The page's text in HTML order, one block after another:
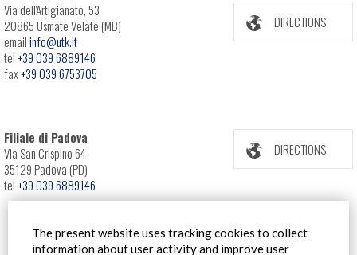
The present website uses tracking cookies to collect
information about user activity and improve user
Via dell'Artigianato, 53
20865 Usmate Velate (MB)
emailinfo@utk.it
tel+39 039 6889146
fax+39 039 6753705
DIRECTIONS
Filiale di Padova
Via San Crispino 64
35129 Padova (PD)
tel+39 039 6889146
DIRECTIONS